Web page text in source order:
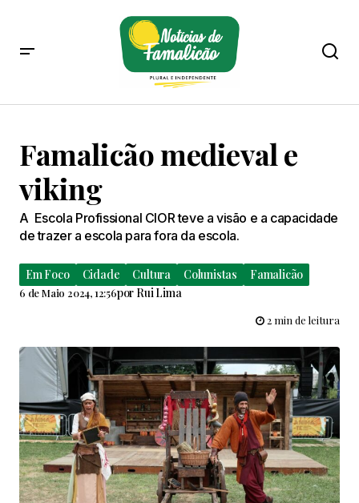
Famalicão medieval e
viking
A Escola Profissional CIOR teve a visão e a capacidade
de trazer a escola para fora da escola.
Em Foco Cidade Cultura Colunistas Famalicão
6 de Maio 2024, 12:56por Rui Lima
2 min de leitura